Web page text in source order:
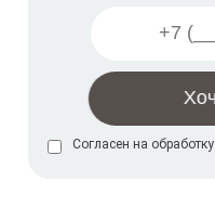
Согласен на обработку